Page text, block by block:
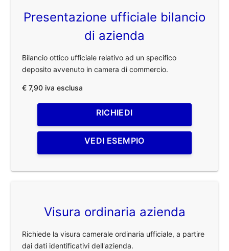
Presentazione ufficiale bilancio
di azienda
Bilancio ottico ufficiale relativo ad un specifico
deposito avvenuto in camera di commercio.
€ 7,90 iva esclusa
RICHIEDI
VEDI ESEMPIO
Visura ordinaria azienda
Richiede la visura camerale ordinaria ufficiale, a partire
dai dati identificativi dell'azienda.